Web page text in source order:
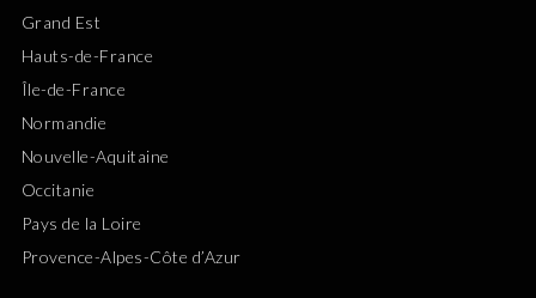
Grand Est
Hauts-de-France
Île-de-France
Normandie
Nouvelle-Aquitaine
Occitanie
Pays de la Loire
Provence-Alpes-Côte d’Azur